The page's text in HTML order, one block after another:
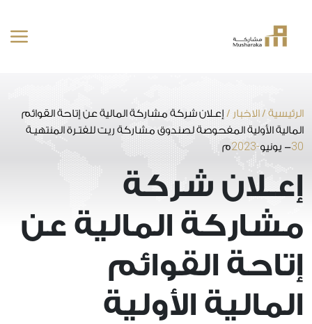
المحتوى
الرئيسية /الاخبار / إعـلان شركة مشاركة المالية عن إتاحة القوائم
المالية الأولية المفحوصة لصندوق مشاركة ريت للفتـرة المنتهيـة
30- يونيو-2023 م
إعـلان شركة
مشاركة المالية عن
إتاحة القوائم
المالية الأولية